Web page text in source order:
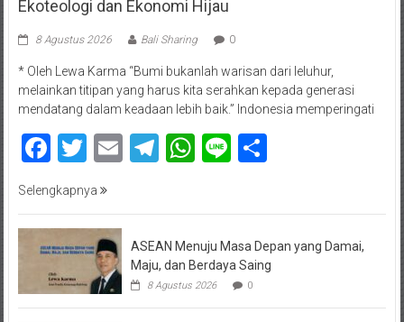
Ekoteologi dan Ekonomi Hijau
8 Agustus 2026 Bali Sharing 0
* Oleh Lewa Karma “Bumi bukanlah warisan dari leluhur,
melainkan titipan yang harus kita serahkan kepada generasi
mendatang dalam keadaan lebih baik.” Indonesia memperingati
Facebook
Twitter
EmailTelegram
WhatsApp
LineShare
Selengkapnya
ASEAN Menuju Masa Depan yang Damai,
Maju, dan Berdaya Saing
8 Agustus 2026 0